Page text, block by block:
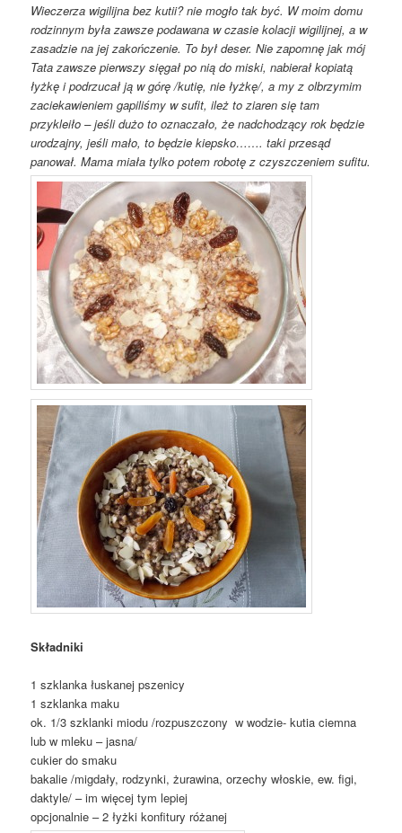
Wieczerza wigilijna bez kutii? nie mogło tak być. W moim domu
rodzinnym była zawsze podawana w czasie kolacji wigilijnej, a w
zasadzie na jej zakończenie. To był deser. Nie zapomnę jak mój
Tata zawsze pierwszy sięgał po nią do miski, nabierał kopiatą
łyżkę i podrzucał ją w górę /kutię, nie łyżkę/, a my z olbrzymim
zaciekawieniem gapiliśmy w sufit, ileż to ziaren się tam
przykleiło – jeśli dużo to oznaczało, że nadchodzący rok będzie
urodzajny, jeśli mało, to będzie kiepsko……. taki przesąd
panował. Mama miała tylko potem robotę z czyszczeniem sufitu.
Składniki
1 szklanka łuskanej pszenicy
1 szklanka maku
ok. 1/3 szklanki miodu /rozpuszczony w wodzie- kutia ciemna
lub w mleku – jasna/
cukier do smaku
bakalie /migdały, rodzynki, żurawina, orzechy włoskie, ew. figi,
daktyle/ – im więcej tym lepiej
opcjonalnie – 2 łyżki konfitury różanej